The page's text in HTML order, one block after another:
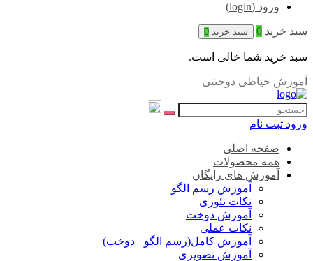
ورود (login)
سبد خرید 0 سبد خرید 0
سبد خرید شما خالی است.
آموزش خیاطی دوختنی
ورود ثبت نام
صفحه اصلی
همه محصولات
آموزش های رایگان
آموزش رسم الگو
نکات تئوری
آموزش دوخت
نکات عملی
آموزش کامل(رسم الگو +دوخت)
آموزش تصویری